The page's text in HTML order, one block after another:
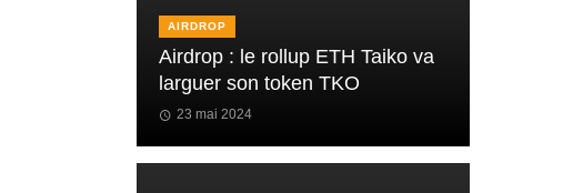
AIRDROP
Airdrop : le rollup ETH Taiko va
larguer son token TKO
23 mai 2024